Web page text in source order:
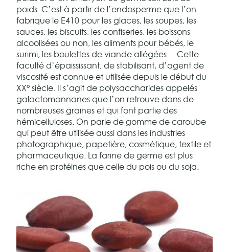
poids. C’est à partir de l’endosperme que l’on
fabrique le E410 pour les glaces, les soupes, les
sauces, les biscuits, les confiseries, les boissons
alcoolisées ou non, les aliments pour bébés, le
surimi, les boulettes de viande allégées… Cette
faculté d’épaississant, de stabilisant, d’agent de
viscosité est connue et utilisée depuis le début du
XX° siècle. Il s’agit de polysaccharides appelés
galactomannanes que l’on retrouve dans de
nombreuses graines et qui font partie des
hémicelluloses. On parle de gomme de caroube
qui peut être utilisée aussi dans les industries
photographique, papetière, cosmétique, textile et
pharmaceutique. La farine de germe est plus
riche en protéines que celle du pois ou du soja.